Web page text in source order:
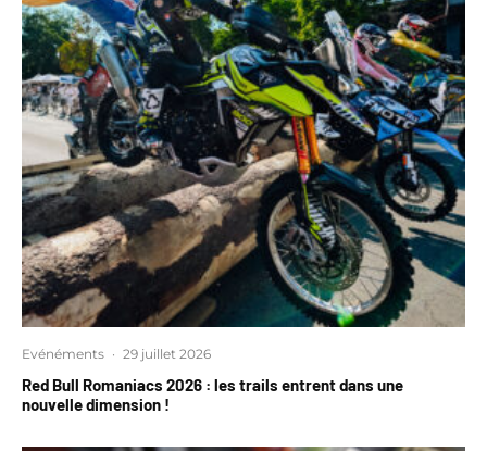
Evénéments · 29 juillet 2026
Red Bull Romaniacs 2026 : les trails entrent dans une
nouvelle dimension !